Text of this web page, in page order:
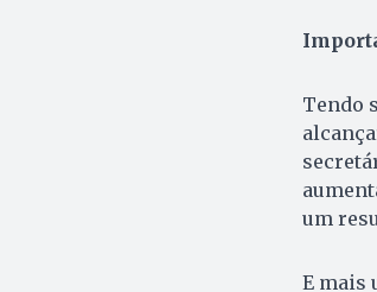
Tendo
um
E mais